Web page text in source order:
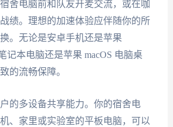
舍电脑前和队友开麦交流，或在咖
绩。理想的加速体验应伴随你的所
。无论是安卓手机还是苹果
记本电脑还是苹果 macOS 电脑桌
的流畅保障。
的多设备共享能力。你的宿舍电
、家里或实验室的平板电脑，可以